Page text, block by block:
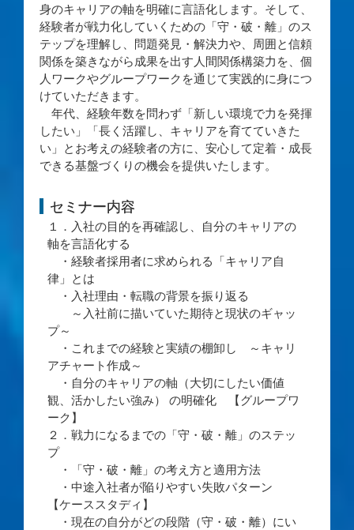
身のキャリアの軸を明確に言語化します。そして、
経験者が戦力化していくための「守・破・離」のス
テップを理解し、問題発見・解決力や、周囲と信頼
関係を築きながら成果を出す人間関係構築力を、個
人ワークやグループワークを通じて実践的に身につ
けていただきます。
年代、経験年数を問わず「新しい環境で力を発揮
したい」「長く活躍し、キャリアを育てていきた
い」とお考えの経験者の方に、安心して定着・成長
できる基盤づくりの機会を提供いたします。
セミナー内容
１．入社の目的を再確認し、自分のキャリアの
軸を言語化する
・経験者採用者に求められる「キャリア自
律」とは
・入社理由・転職の背景を振り返る
～入社前に描いていた期待と現状のギャッ
プ～
・これまでの経験と実績の棚卸し ～キャリ
アチャート作成～
・自分のキャリアの軸（大切にしたい価値
観、活かしたい強み） の明確化 【グループワ
ーク】
２．戦力になるまでの「守・破・離」のステッ
プ
・「守・破・離」の考え方と適用方法
・中途入社者が陥りやすい失敗パターン
【ケーススタディ】
・現在の自分がどの段階（守・破・離）にい